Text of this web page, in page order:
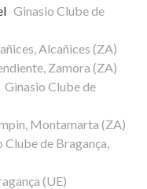
Ginasio Clube de
Alcañices (ZA)
Zamora (ZA)
Ginasio Clube de
Montamarta (ZA)
Clube de Bragança,
(UE)